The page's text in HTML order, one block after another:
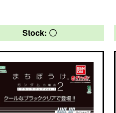
Stock: 〇